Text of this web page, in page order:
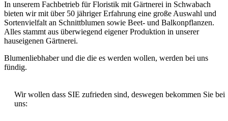
In unserem Fachbetrieb für Floristik mit Gärtnerei in Schwabach
bieten wir mit über 50 jähriger Erfahrung eine große Auswahl und
Sortenvielfalt an Schnittblumen sowie Beet- und Balkonpflanzen.
Alles stammt aus überwiegend eigener Produktion in unserer
hauseigenen Gärtnerei.
Blumenliebhaber und die die es werden wollen, werden bei uns
fündig.
Wir wollen dass SIE zufrieden sind, deswegen bekommen Sie bei
uns: